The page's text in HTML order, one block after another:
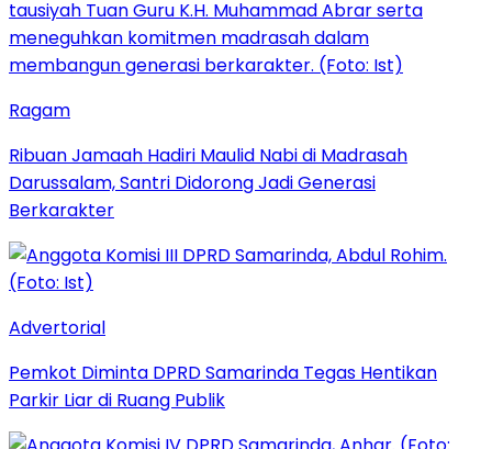
Ragam
Ribuan Jamaah Hadiri Maulid Nabi di Madrasah
Darussalam, Santri Didorong Jadi Generasi
Berkarakter
Advertorial
Pemkot Diminta DPRD Samarinda Tegas Hentikan
Parkir Liar di Ruang Publik